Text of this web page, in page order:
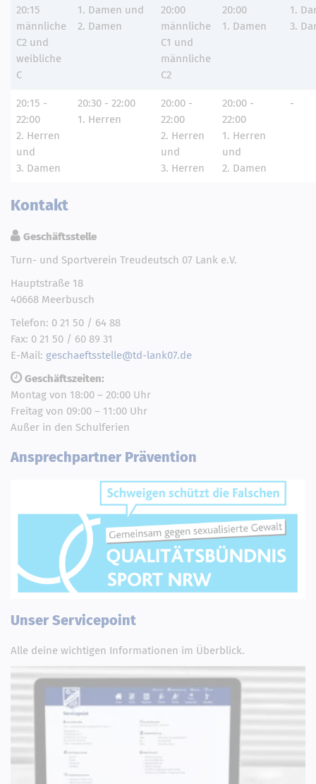
20:15
männliche
C2 und
weibliche
C
1. Damen und
2. Damen
20:00
männliche
C1 und
männliche
C2
20:00
1. Damen
1.
3.
20:15 -
22:00
2. Herren
und
3. Damen
20:30 - 22:00
1. Herren
20:00 -
22:00
2. Herren
und
3. Herren
20:00 -
22:00
1. Herren
und
2. Damen
-
Kontakt
Geschäftsstelle
Turn- und Sportverein Treudeutsch 07 Lank e.V.
Hauptstraße 18
40668 Meerbusch
Telefon: 0 21 50 / 64 88
Fax: 0 21 50 / 60 89 31
E-Mail: geschaeftsstelle@td-lank07.de
Geschäftszeiten:
Montag von 18:00 – 20:00 Uhr
Freitag von 09:00 – 11:00 Uhr
Außer in den Schulferien
Ansprechpartner Prävention
Unser Servicepoint
Alle deine wichtigen Informationen im Überblick.